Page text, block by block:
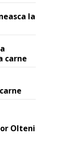
la
carne